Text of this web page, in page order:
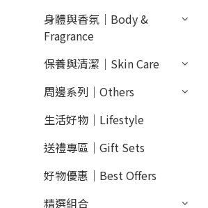
身體與香氛｜Body &
Fragrance
保養與清潔｜Skin Care
周邊系列｜Others
生活好物｜Lifestyle
送禮專區｜Gift Sets
好物優惠｜Best Offers
精選組合